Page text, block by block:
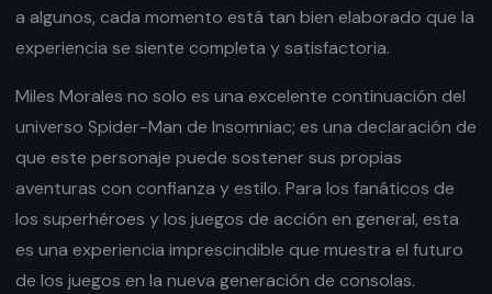
a algunos, cada momento está tan bien elaborado que la
experiencia se siente completa y satisfactoria.
Miles Morales no solo es una excelente continuación del
universo Spider-Man de Insomniac; es una declaración de
que este personaje puede sostener sus propias
aventuras con confianza y estilo. Para los fanáticos de
los superhéroes y los juegos de acción en general, esta
es una experiencia imprescindible que muestra el futuro
de los juegos en la nueva generación de consolas.